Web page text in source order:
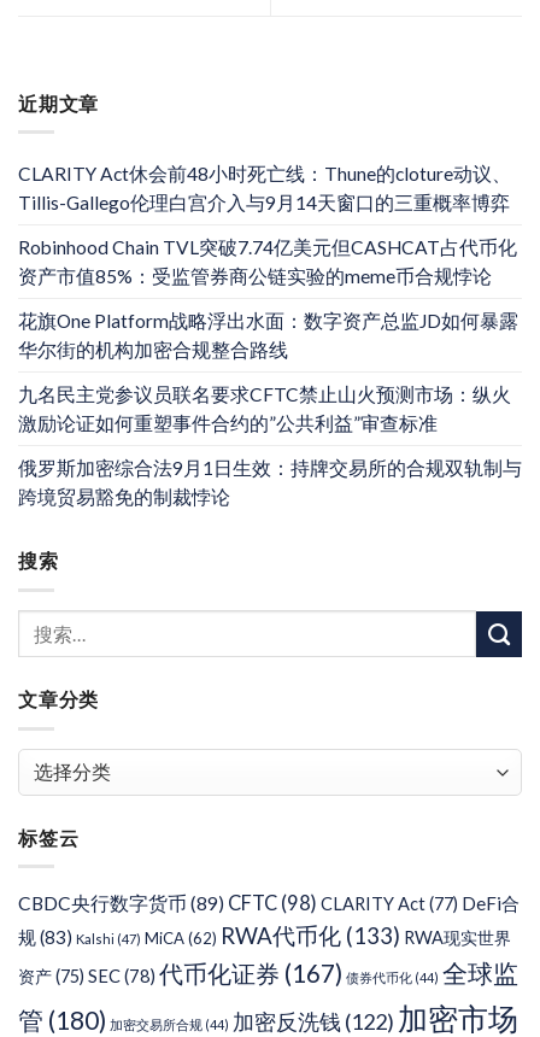
近期文章
CLARITY Act休会前48小时死亡线：Thune的cloture动议、
Tillis-Gallego伦理白宫介入与9月14天窗口的三重概率博弈
Robinhood Chain TVL突破7.74亿美元但CASHCAT占代币化
资产市值85%：受监管券商公链实验的meme币合规悖论
花旗One Platform战略浮出水面：数字资产总监JD如何暴露
华尔街的机构加密合规整合路线
九名民主党参议员联名要求CFTC禁止山火预测市场：纵火
激励论证如何重塑事件合约的”公共利益”审查标准
俄罗斯加密综合法9月1日生效：持牌交易所的合规双轨制与
跨境贸易豁免的制裁悖论
搜索
文章分类
类
标签云
CBDC央行数字货币 (89) CFTC (98) CLARITY Act(77) DeFi合
规(83) Kalshi (47) MiCA(62) RWA代币化 (133) RWA现实世界
资产(75) SEC(78) 代币化证券 (167) 债券代币化 (44) 全球监
管 (180) 加密交易所合规 (44) 加密反洗钱 (122) 加密市场